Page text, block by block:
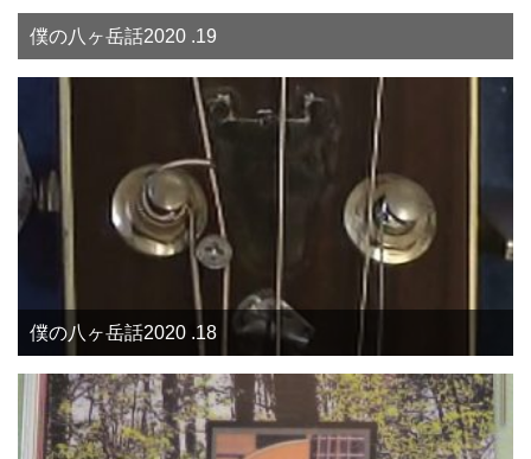
僕の八ヶ岳話2020 .19
僕の八ヶ岳話2020 .18